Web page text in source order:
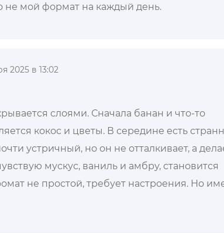
не мой формат на каждый день.
2025 в 13:02
слоями. Сначала банан и что-то
кокос и цветы. В середине есть
устричный, но он не отталкивает, а
мускус, ваниль и амбру, становится
не простой, требует настроения. Но